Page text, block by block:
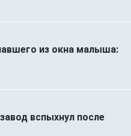
из окна малыша:
вспыхнул после